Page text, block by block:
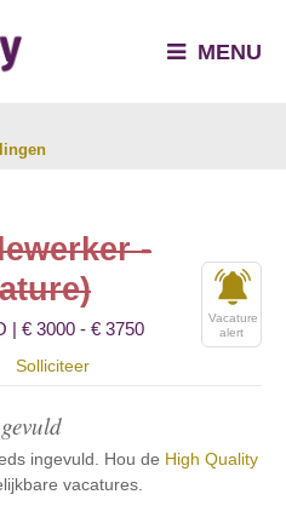
MENU
-
Vacature
alert
| € 3000 - € 3750
Solliciteer
ingevuld. Hou de High Quality
vacatures.